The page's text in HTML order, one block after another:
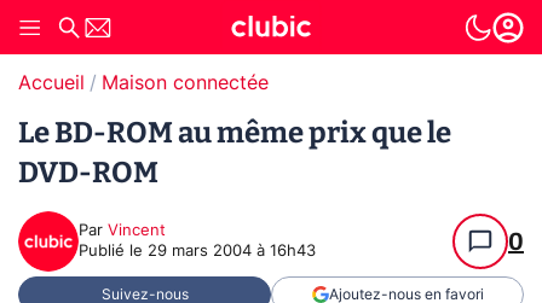
Accueil Maison connectée
Le BD-ROM au même prix que le
DVD-ROM
Par Vincent
Publié le 29 mars 2004 à 16h43 0
Suivez-nous Ajoutez-nous en favori